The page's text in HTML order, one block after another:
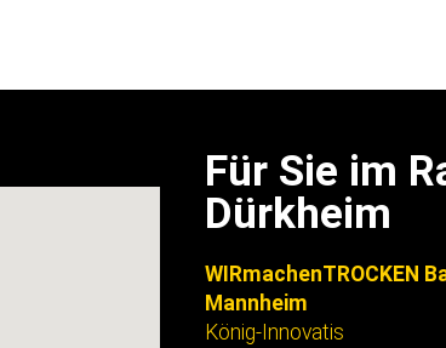
Für Sie im
Dürkheim
WIRmachenTROCKEN
Mannheim
König-Innovatis